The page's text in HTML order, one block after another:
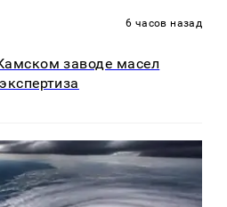
6 часов назад
заводе масел